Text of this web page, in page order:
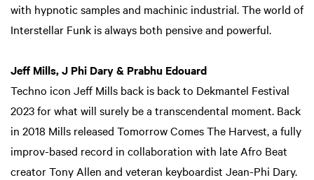
with hypnotic samples and machinic industrial. The world of
Interstellar Funk is always both pensive and powerful.
Jeff Mills, J Phi Dary & Prabhu Edouard
Techno icon Jeff Mills back is back to Dekmantel Festival
2023 for what will surely be a transcendental moment. Back
in 2018 Mills released Tomorrow Comes The Harvest, a fully
improv-based record in collaboration with late Afro Beat
creator Tony Allen and veteran keyboardist Jean-Phi Dary.